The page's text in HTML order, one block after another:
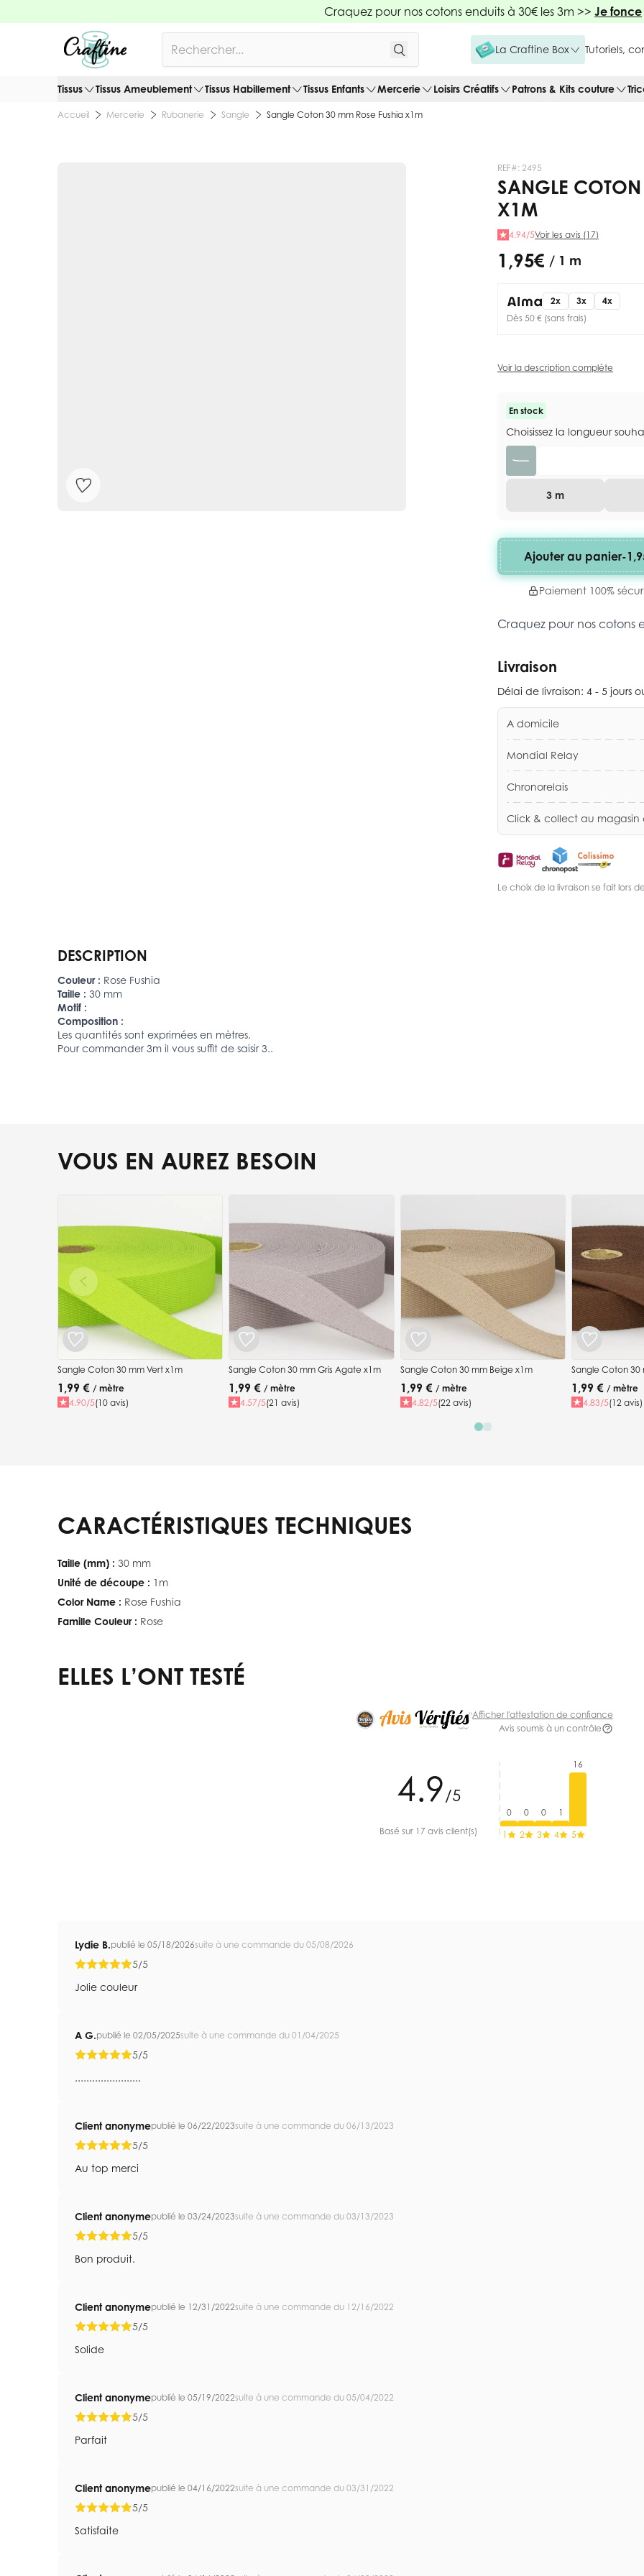
Craquez pour nos cotons enduits à 30€ les 3m >> Je fonce
La Craftine Box Tutoriels,
Tissus Tissus Ameublement Tissus Habillement Tissus Enfants Mercerie Loisirs Créatifs Patrons & Kits couture
Accueil Mercerie Rubanerie Sangle Sangle Coton 30 mm Rose Fushia x1m
REF#: 2495
SANGLE
X1M
4.94/5Voir les avis (17)
1,95 € / 1 m
2x 3x
4x
Dès 50 € (sans frais)
Voir la description complète
En stock
Choisissez la longueur
3 m
Ajouter au panier-
Paiement 100%
Craquez pour nos cotons
Livraison
Délai de livraison: 4 - 5 jours
A domicile
Mondial Relay
Chronorelais
Click & collect au magasin
Le choix de la livraison se fait lors
DESCRIPTION
Couleur : Rose Fushia
Taille : 30 mm
Motif :
Composition :
Les quantités sont exprimées en mètres.
Pour commander 3m il vous suffit de saisir 3..
VOUS EN AUREZ BESOIN
Sangle Coton 30 mm Vert x1m
1,99 € / mètre
4.90/5(10 avis)
Sangle Coton 30 mm Gris Agate x1m
1,99 € / mètre
4.57/5(21 avis)
Sangle Coton 30 mm Beige x1m
1,99 € / mètre
4.82/5(22 avis)
Sangle Coton 30
1,99 € / mètre
4.83/5(12 avis)
CARACTÉRISTIQUES TECHNIQUES
Taille (mm) : 30 mm
Unité de découpe : 1m
Color Name : Rose Fushia
Famille Couleur : Rose
ELLES L’ONT TESTÉ
Afficher l'attestation de confiance
Avis soumis à un contrôle
4.9/5
Basé sur 17 avis client(s)
0
1
0
2
0
3
1
4
16
5
Lydie B.publié le 05/18/2026suite à une commande du 05/08/2026
5/5
Jolie couleur
A G.publié le 02/05/2025suite à une commande du 01/04/2025
5/5
.......................
Client anonymepublié le 06/22/2023suite à une commande du 06/13/2023
5/5
Au top merci
Client anonymepublié le 03/24/2023suite à une commande du 03/13/2023
5/5
Bon produit.
Client anonymepublié le 12/31/2022suite à une commande du 12/16/2022
5/5
Solide
Client anonymepublié le 05/19/2022suite à une commande du 05/04/2022
5/5
Parfait
Client anonymepublié le 04/16/2022suite à une commande du 03/31/2022
5/5
Satisfaite